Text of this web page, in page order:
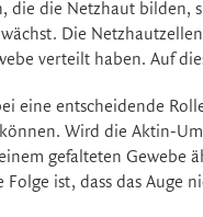
die die Netzhaut bilden,
Die
verteilt haben. Auf
eine entscheidende
Wird die Aktin-
gefalteten
Folge ist, dass das Auge